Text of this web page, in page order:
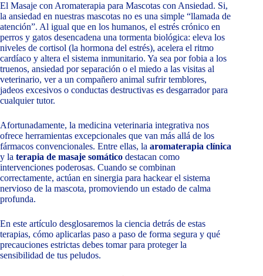
El Masaje con Aromaterapia para Mascotas con Ansiedad. Si,
la ansiedad en nuestras mascotas no es una simple “llamada de
atención”. Al igual que en los humanos, el estrés crónico en
perros y gatos desencadena una tormenta biológica: eleva los
niveles de cortisol (la hormona del estrés), acelera el ritmo
cardíaco y altera el sistema inmunitario. Ya sea por fobia a los
truenos, ansiedad por separación o el miedo a las visitas al
veterinario, ver a un compañero animal sufrir temblores,
jadeos excesivos o conductas destructivas es desgarrador para
cualquier tutor.
Afortunadamente, la medicina veterinaria integrativa nos
ofrece herramientas excepcionales que van más allá de los
fármacos convencionales. Entre ellas, la aromaterapia clínica
y la terapia de masaje somático destacan como
intervenciones poderosas. Cuando se combinan
correctamente, actúan en sinergia para hackear el sistema
nervioso de la mascota, promoviendo un estado de calma
profunda.
En este artículo desglosaremos la ciencia detrás de estas
terapias, cómo aplicarlas paso a paso de forma segura y qué
precauciones estrictas debes tomar para proteger la
sensibilidad de tus peludos.